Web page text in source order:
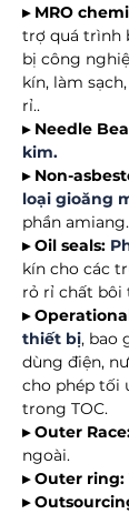
▸ MRO
trợ quá trình
bị công
kín, làm
rỉ..
▸ Needle
kim.
▸ Non-
loại gioăng
phần amiang.
▸ Oil seals:
kín cho các
rỏ rỉ chất bôi
▸
thiết bị, bao
dùng điện,
cho phép tối
trong TOC.
▸ Outer
ngoài.
▸ Outer ring:
▸